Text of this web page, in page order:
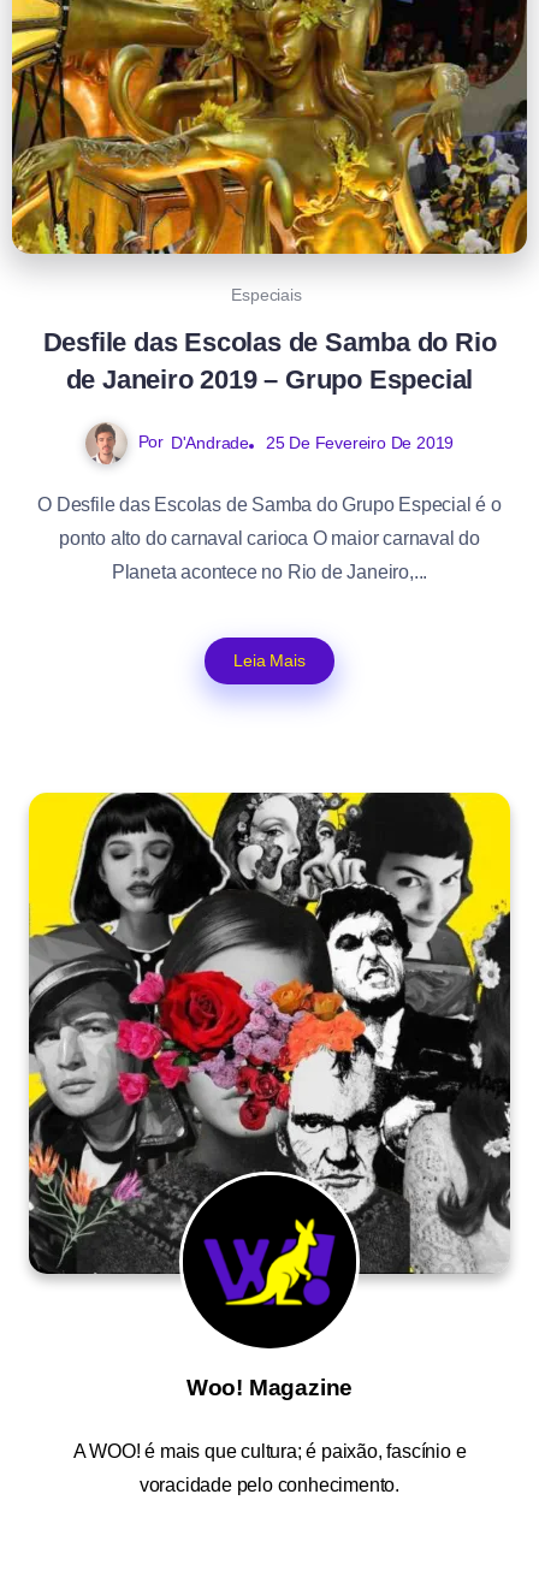
Especiais
Desfile das Escolas de Samba do Rio
de Janeiro 2019 – Grupo Especial
Por D'Andrade 25 De Fevereiro De 2019
O Desfile das Escolas de Samba do Grupo Especial é o
ponto alto do carnaval carioca O maior carnaval do
Planeta acontece no Rio de Janeiro,...
Leia Mais
Woo! Magazine
AWOO! é mais que cultura; é paixão, fascínio e
voracidade pelo conhecimento.